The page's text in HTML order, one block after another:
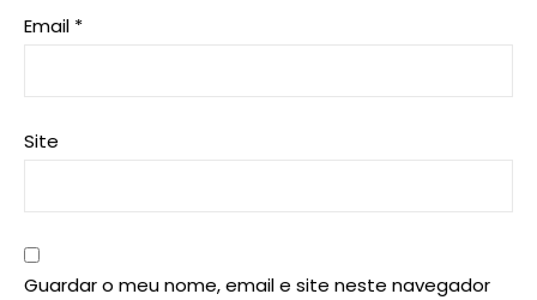
Email *
Site
Guardar o meu nome, email e site neste navegador